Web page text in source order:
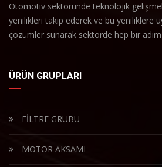
Otomotiv sektöründe teknolojik
yenilikleri takip ederek ve bu yeniliklere
çözümler sunarak sektörde hep bir
ÜRÜN GRUPLARI
FİLTRE GRUBU
MOTOR AKSAMI